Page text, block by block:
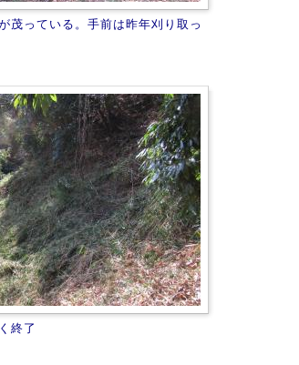
茂っている。手前は昨年刈り取っ
終了